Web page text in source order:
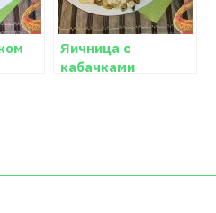
Яичница с
кабачками